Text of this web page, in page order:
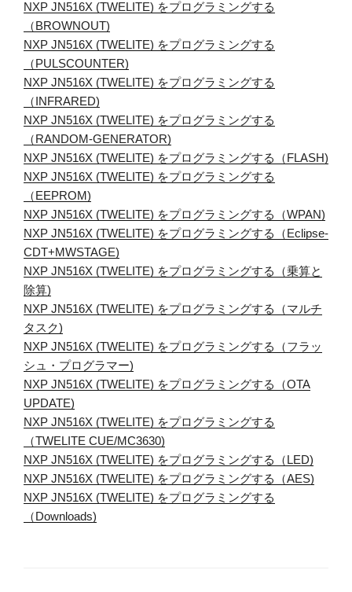
NXP JN516X (TWELITE) をプログラミングする
（BROWNOUT)
NXP JN516X (TWELITE) をプログラミングする
（PULSCOUNTER)
NXP JN516X (TWELITE) をプログラミングする
（INFRARED)
NXP JN516X (TWELITE) をプログラミングする
（RANDOM-GENERATOR)
NXP JN516X (TWELITE) をプログラミングする（FLASH)
NXP JN516X (TWELITE) をプログラミングする
（EEPROM)
NXP JN516X (TWELITE) をプログラミングする（WPAN)
NXP JN516X (TWELITE) をプログラミングする（Eclipse-
CDT+MWSTAGE)
NXP JN516X (TWELITE) をプログラミングする（乗算と
除算)
NXP JN516X (TWELITE) をプログラミングする（マルチ
タスク)
NXP JN516X (TWELITE) をプログラミングする（フラッ
シュ・プログラマー)
NXP JN516X (TWELITE) をプログラミングする（OTA
UPDATE)
NXP JN516X (TWELITE) をプログラミングする
（TWELITE CUE/MC3630)
NXP JN516X (TWELITE) をプログラミングする（LED)
NXP JN516X (TWELITE) をプログラミングする（AES)
NXP JN516X (TWELITE) をプログラミングする
（Downloads)